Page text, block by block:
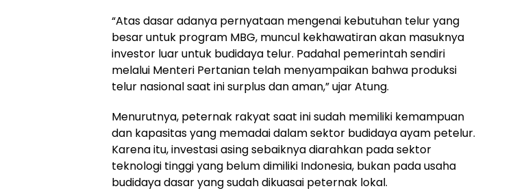
“Atas dasar adanya pernyataan mengenai kebutuhan telur yang
besar untuk program MBG, muncul kekhawatiran akan masuknya
investor luar untuk budidaya telur. Padahal pemerintah sendiri
melalui Menteri Pertanian telah menyampaikan bahwa produksi
telur nasional saat ini surplus dan aman,” ujar Atung.
Menurutnya, peternak rakyat saat ini sudah memiliki kemampuan
dan kapasitas yang memadai dalam sektor budidaya ayam petelur.
Karena itu, investasi asing sebaiknya diarahkan pada sektor
teknologi tinggi yang belum dimiliki Indonesia, bukan pada usaha
budidaya dasar yang sudah dikuasai peternak lokal.